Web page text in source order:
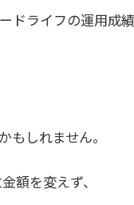
ドライフの運用成
かもしれません。
額を変えず、